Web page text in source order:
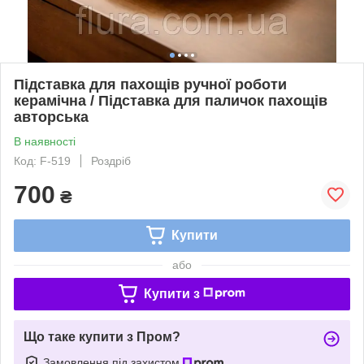
Підставка для пахощів ручної роботи
керамічна / Підставка для паличок пахощів
авторська
В наявності
Код: F-519
Роздріб
700 ₴
Купити
або
Купити з
Що таке купити з Пром?